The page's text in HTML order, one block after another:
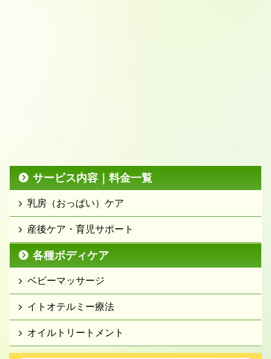
サービス内容｜料金一覧
乳房（おっぱい）ケア
産後ケア・育児サポート
各種ボディケア
ベビーマッサージ
イトオテルミー療法
オイルトリートメント